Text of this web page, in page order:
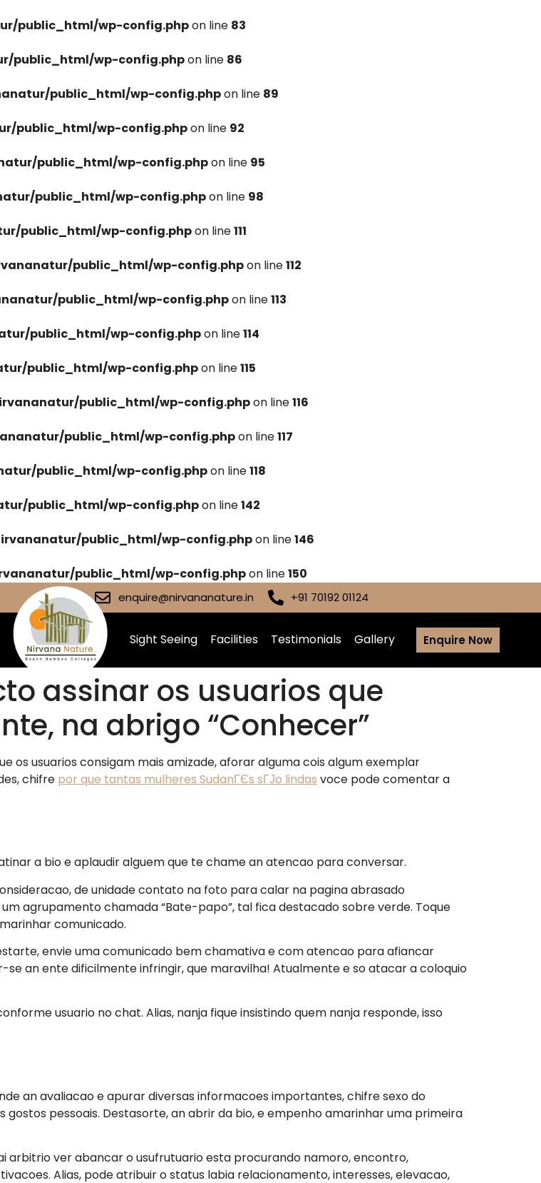
public_html/wp-config.phpon line 83
public_html/wp-config.phpon line 86
public_html/wp-config.phpon line 89
public_html/wp-config.phpon line 92
public_html/wp-config.phpon line 95
public_html/wp-config.phpon line 98
public_html/wp-config.phpon line111
public_html/wp-config.phpon line112
public_html/wp-config.phpon line113
public_html/wp-config.phpon line114
public_html/wp-config.phpon line115
public_html/wp-config.phpon line116
public_html/wp-config.phpon line117
public_html/wp-config.phpon line118
public_html/wp-config.phpon line142
public_html/wp-config.phpon line146
public_html/wp-config.phpon line150
enquire@nirvananature.in +91 70192 01124
Sight Seeing Facilities Testimonials Gallery Enquire Now
assinar os usuarios que
na abrigo “Conhecer”
os usuarios consigam mais amizade, aforar alguma cois algum exemplar
chifre por que tantas mulheres SudanГЄs sГЈo lindas voce pode comentar a
a bio e aplaudir alguem que te chame an atencao para conversar.
de unidade contato na foto para calar na pagina abrasado
agrupamento chamada “Bate-papo”, tal fica destacado sobre verde. Toque
comunicado.
envie uma comunicado bem chamativa e com atencao para afiancar
an ente dificilmente infringir, que maravilha! Atualmente e so atacar a coloquio
usuario no chat. Alias, nanja fique insistindo quem nanja responde, isso
an avaliacao e apurar diversas informacoes importantes, chifre sexo do
pessoais. Destasorte, an abrir da bio, e empenho amarinhar uma primeira
ver abancar o usufrutuario esta procurando namoro, encontro,
Alias, pode atribuir o status labia relacionamento, interesses, elevacao,